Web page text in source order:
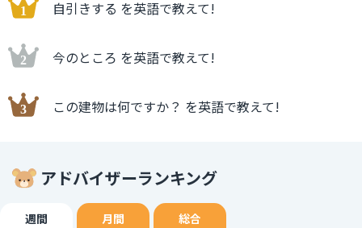
自引きする を英語で教えて!
今のところ を英語で教えて!
この建物は何ですか？ を英語で教えて!
アドバイザーランキング
週間 月間 総合